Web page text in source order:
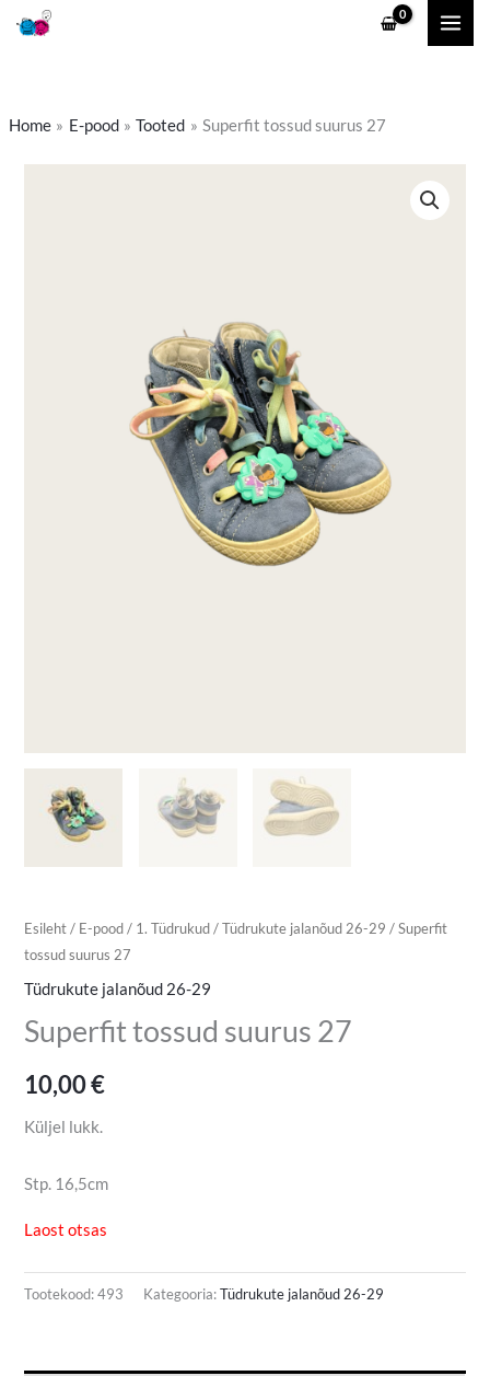
Skip
Home E-pood Tooted Superfit tossud suurus 27
Esileht/ E-pood/ 1. Tüdrukud/Tüdrukute jalanõud 26-29 / Superfit
tossud suurus 27
Tüdrukute jalanõud 26-29
Superfit tossud suurus 27
10,00€
Küljel lukk.
Stp. 16,5cm
Laost otsas
Tootekood:493 Kategooria:Tüdrukute jalanõud 26-29